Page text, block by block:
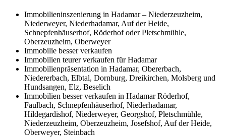
Immobilieninszenierung in Hadamar – Niederzeuzheim,
Niederweyer, Niederhadamar, Auf der Heide,
Schnepfenhäuserhof, Röderhof oder Pletschmühle,
Oberzeuzheim, Oberweyer
Immobilie besser verkaufen
Immobilien teurer verkaufen für Hadamar
Immobilienpräsentation in Hadamar, Obererbach,
Niedererbach, Elbtal, Dornburg, Dreikirchen, Molsberg und
Hundsangen, Elz, Beselich
Immobilien besser verkaufen in Hadamar Röderhof,
Faulbach, Schnepfenhäuserhof, Niederhadamar,
Hildegardishof, Niederweyer, Georgshof, Pletschmühle,
Niederzeuzheim, Oberzeuzheim, Josefshof, Auf der Heide,
Oberweyer, Steinbach